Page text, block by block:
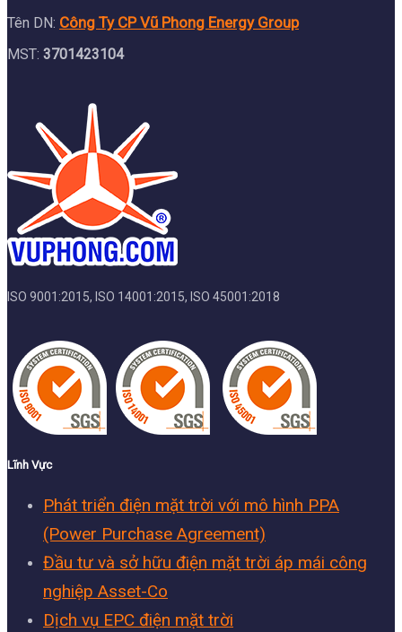
Tên DN: Công Ty CP Vũ Phong Energy Group
MST: 3701423104
ISO 9001:2015, ISO 14001:2015, ISO 45001:2018
Lĩnh Vực
Phát triển điện mặt trời với mô hình PPA
(Power Purchase Agreement)
Đầu tư và sở hữu điện mặt trời áp mái công
nghiệp Asset-Co
Dịch vụ EPC điện mặt trời